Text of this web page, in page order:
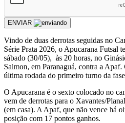
ENVIAR
Vindo de duas derrotas seguidas no
Série Prata 2026, o Apucarana Futsal
sábado (30/05), às 20 horas, no
Salmon, em Paranaguá, contra a
última rodada do primeiro turno da
O Apucarana é o sexto colocado no
vem de derrotas para o Xavantes/
(em casa). A Apaf, que não vence há
posição com 17 pontos ganhos.